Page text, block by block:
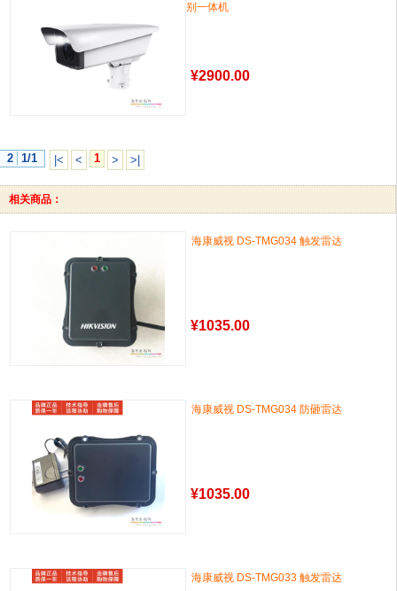
别一体机
¥2900.00
2 1/1 |< < 1 > >|
相关商品：
海康威视 DS-TMG034 触发雷达
¥1035.00
海康威视 DS-TMG034 防砸雷达
¥1035.00
海康威视 DS-TMG033 触发雷达